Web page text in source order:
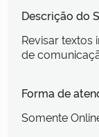
Descrição do
Revisar textos
de
Forma de
Somente